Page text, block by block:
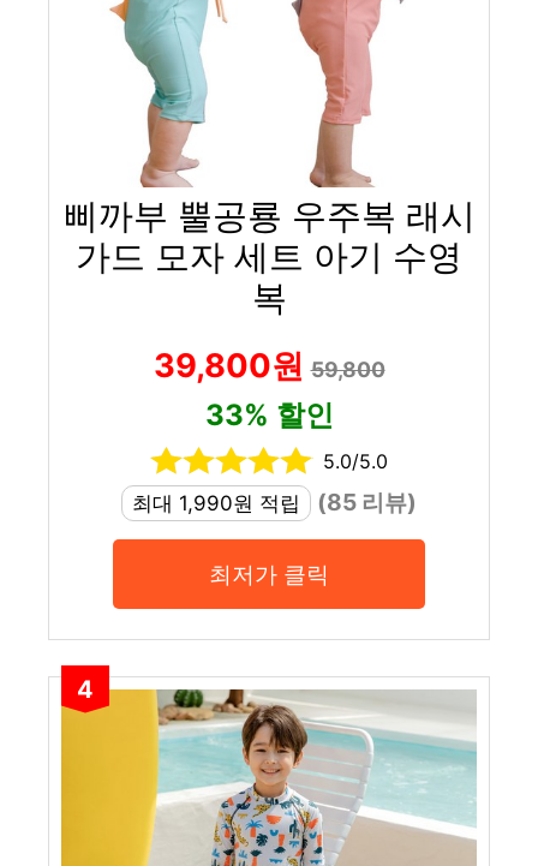
삐까부 뿔공룡 우주복 래시
가드 모자 세트 아기 수영
복
39,800원59,800
33% 할인
5.0/5.0
최대 1,990원 적립
(85 리뷰)
최저가 클릭
4